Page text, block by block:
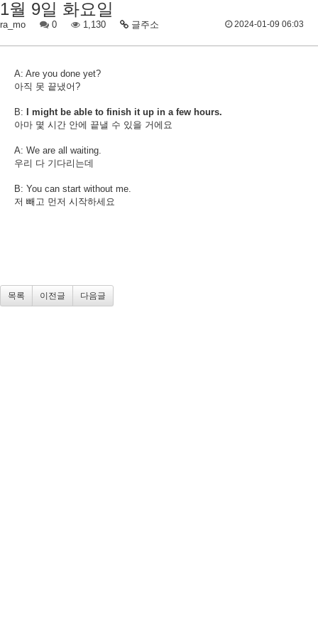
1월 9일 화요일
ra_mo 0 1,130 글주소 2024-01-09 06:03
A: Are you done yet?
아직 못 끝냈어?
B: I might be able to finish it up in a few hours.
아마 몇 시간 안에 끝낼 수 있을 거에요
A: We are all waiting.
우리 다 기다리는데
B: You can start without me.
저 빼고 먼저 시작하세요
목록 이전글 다음글